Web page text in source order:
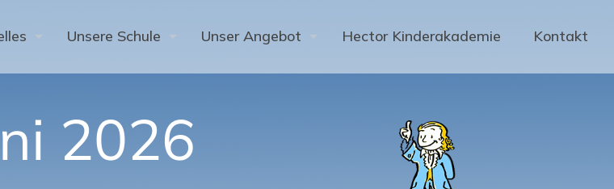
Unsere Schule Unser Angebot Hector Kinderakademie Kontakt
2026